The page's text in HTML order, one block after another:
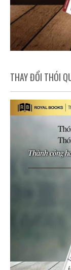
THAY ĐỔI THÓI